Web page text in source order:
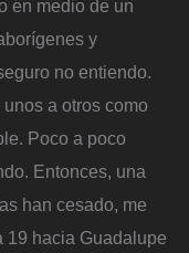
en medio de un
y
no entiendo.
a otros como
Poco a poco
Entonces, una
han cesado, me
19 hacia Guadalupe